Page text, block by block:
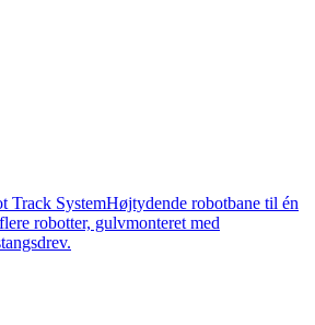
Track SystemHøjtydende robotbane til én
robotter, gulvmonteret med